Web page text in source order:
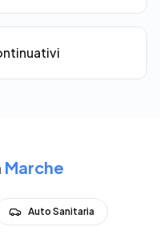
Marche
Auto Sanitaria